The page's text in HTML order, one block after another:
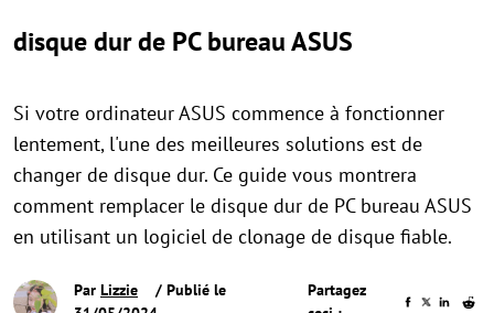
disque dur de PC bureau ASUS
Si votre ordinateur ASUS commence à fonctionner
lentement, l'une des meilleures solutions est de
changer de disque dur. Ce guide vous montrera
comment remplacer le disque dur de PC bureau ASUS
en utilisant un logiciel de clonage de disque fiable.
Par Lizzie
/ Publié le
Partagez